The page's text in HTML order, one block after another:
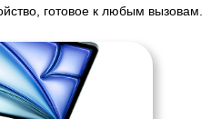
готовое к любым вызовам.